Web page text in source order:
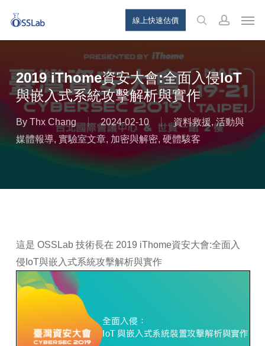
main
線上快速估價
searchaccount
2019 iThome資安大會:全面入侵IoT
與嵌入式系統攻擊解析與實作
By Thx Chang 2024-02-10 資料救援,活動與
媒體報導, 實驗室文章, 加密與解密, 硬體駭客
這是 OSSLab 技術長在 2019 iThome資安大會:全面入
侵IoT與嵌入式系統攻擊解析與實作